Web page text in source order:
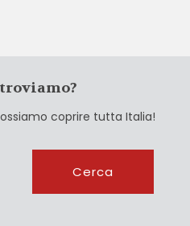
coprire tutta Italia!
Cerca